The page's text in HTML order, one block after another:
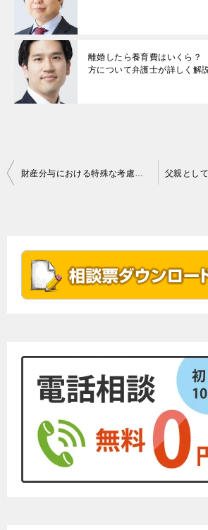
離婚したら養育費はいくら
方について弁護士が詳しく解
投
財産分与における特殊な考慮要素